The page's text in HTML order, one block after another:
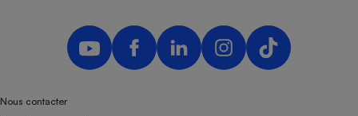
Nous contacter